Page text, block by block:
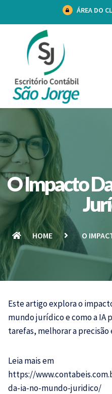
ÁREA DO
O Impacto
HOME O
Este artigo explora o
mundo jurídico e como a IA
tarefas, melhorar a
Leia mais em
https://
da-ia-no-mundo-juridico/